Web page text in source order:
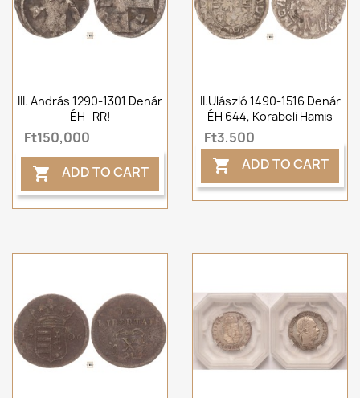
III. András 1290-1301 Denár
ÉH- RR!
Ft150,000
 ADD TO CART
II.Ulászló 1490-1516 Denár
ÉH 644, Korabeli Hamis
Ft3,500
 ADD TO CART